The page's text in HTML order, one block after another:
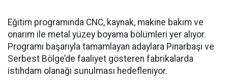
Eğitim programında CNC, kaynak, makine bakım ve
onarım ile metal yüzey boyama bölümleri yer alıyor.
Programı başarıyla tamamlayan adaylara Pınarbaşı ve
Serbest Bölge’de faaliyet gösteren fabrikalarda
istihdam olanağı sunulması hedefleniyor.